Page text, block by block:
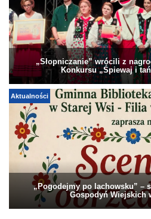
„Słopniczanie” wrócili z
Konkursu „Śpiewaj i
Aktualności
„Pogodejmy po lachowsku” –
Gospodyń Wiejskich